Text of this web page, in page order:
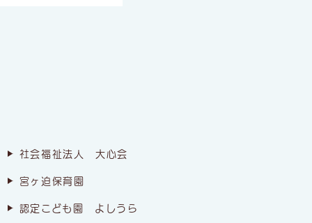
社会福祉法人 大心会
宮ヶ迫保育園
認定こども園 よしうら